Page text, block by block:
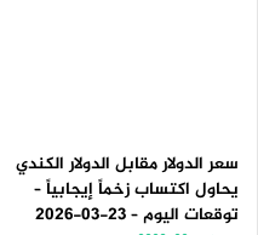
سعر الدولار مقابل الدولار الكندي
يحاول اكتساب زخماً إيجابياً –
توقعات اليوم – 23-03-2026